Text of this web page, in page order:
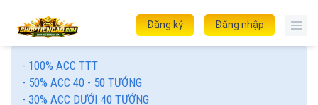
Đăng nhập
Đăng ký
- 100% ACC TTT
- 50% ACC 40 - 50 TƯỚNG
- 30% ACC DƯỚI 40 TƯỚNG